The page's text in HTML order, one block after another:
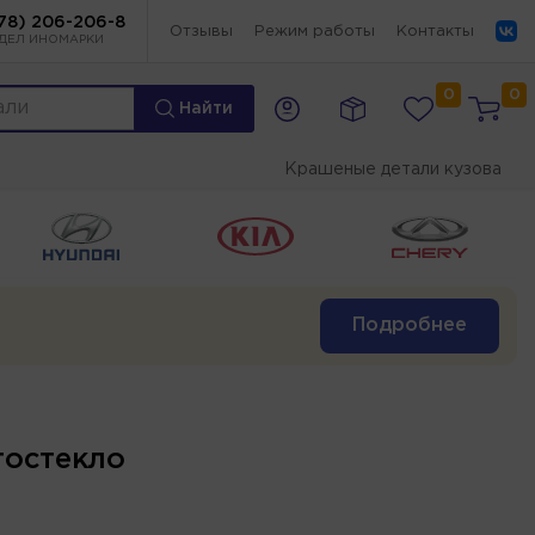
206-206-8
ИНОМАРКИ
Отзывы Режим работы Контакты
Найти
0 0
Крашеные детали кузова
Подробнее